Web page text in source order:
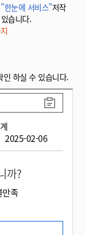
"한눈에 서비스"저작
습니다.
하실 수 있습니다.
2025-02-06
까?
만족